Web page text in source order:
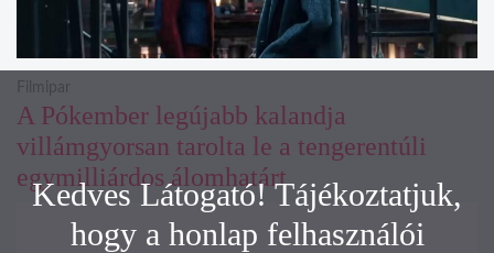
A Pókember legújabb kalandja
villámgyorsan tarolta le a tengerentúli
egymilliárdos álomhatárt
Filmipar
Kedves Látogató! Tájékoztatjuk,
hogy a honlap felhasználói